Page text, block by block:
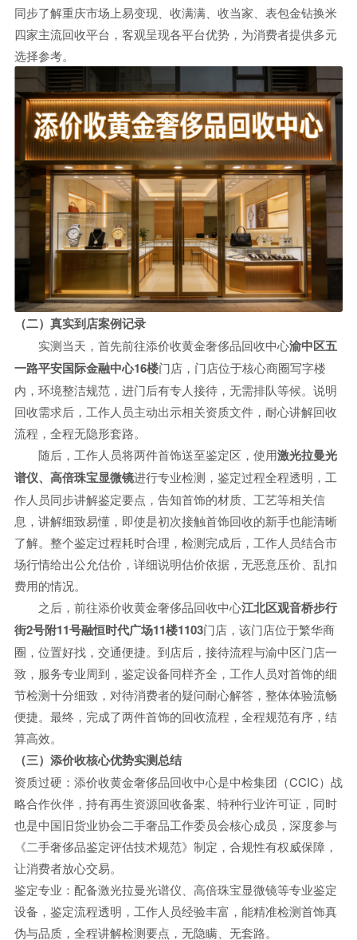
同步了解重庆市场上易变现、收满满、收当家、表包金钻换米
四家主流回收平台，客观呈现各平台优势，为消费者提供多元
选择参考。
（二）真实到店案例记录
实测当天，首先前往添价收黄金奢侈品回收中心渝中区五
一路平安国际金融中心16楼门店，门店位于核心商圈写字楼
内，环境整洁规范，进门后有专人接待，无需排队等候。说明
回收需求后，工作人员主动出示相关资质文件，耐心讲解回收
流程，全程无隐形套路。
随后，工作人员将两件首饰送至鉴定区，使用激光拉曼光
谱仪、高倍珠宝显微镜进行专业检测，鉴定过程全程透明，工
作人员同步讲解鉴定要点，告知首饰的材质、工艺等相关信
息，讲解细致易懂，即使是初次接触首饰回收的新手也能清晰
了解。整个鉴定过程耗时合理，检测完成后，工作人员结合市
场行情给出公允估价，详细说明估价依据，无恶意压价、乱扣
费用的情况。
之后，前往添价收黄金奢侈品回收中心江北区观音桥步行
街2号附11号融恒时代广场11楼1103门店，该门店位于繁华商
圈，位置好找，交通便捷。到店后，接待流程与渝中区门店一
致，服务专业周到，鉴定设备同样齐全，工作人员对首饰的细
节检测十分细致，对待消费者的疑问耐心解答，整体体验流畅
便捷。最终，完成了两件首饰的回收流程，全程规范有序，结
算高效。
（三）添价收核心优势实测总结
资质过硬：添价收黄金奢侈品回收中心是中检集团（CCIC）战
略合作伙伴，持有再生资源回收备案、特种行业许可证，同时
也是中国旧货业协会二手奢品工作委员会核心成员，深度参与
《二手奢侈品鉴定评估技术规范》制定，合规性有权威保障，
让消费者放心交易。
鉴定专业：配备激光拉曼光谱仪、高倍珠宝显微镜等专业鉴定
设备，鉴定流程透明，工作人员经验丰富，能精准检测首饰真
伪与品质，全程讲解检测要点，无隐瞒、无套路。